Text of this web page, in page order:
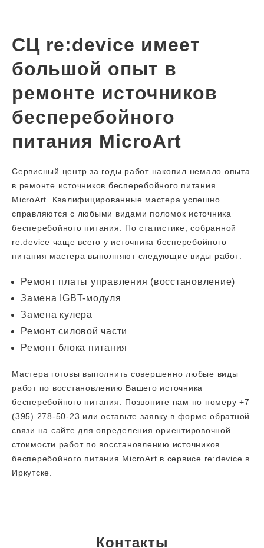
СЦ re:device имеет
большой опыт в
ремонте источников
бесперебойного
питания MicroArt
Сервисный центр за годы работ накопил немало опыта
в ремонте источников бесперебойного питания
MicroArt. Квалифицированные мастера успешно
справляются с любыми видами поломок источника
бесперебойного питания. По статистике, собранной
re:device чаще всего у источника бесперебойного
питания мастера выполняют следующие виды работ:
Ремонт платы управления (восстановление)
Замена IGBT-модуля
Замена кулера
Ремонт силовой части
Ремонт блока питания
Мастера готовы выполнить совершенно любые виды
работ по восстановлению Вашего источника
бесперебойного питания. Позвоните нам по номеру +7
(395) 278-50-23 или оставьте заявку в форме обратной
связи на сайте для определения ориентировочной
стоимости работ по восстановлению источников
бесперебойного питания MicroArt в сервисе re:device в
Иркутске.
Контакты